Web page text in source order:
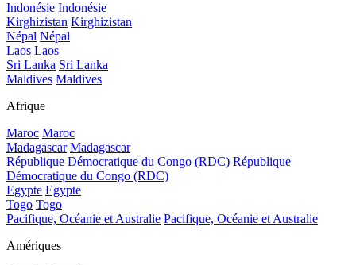
Indonésie Indonésie
Kirghizistan Kirghizistan
Népal Népal
Laos Laos
Sri Lanka Sri Lanka
Maldives Maldives
Afrique
Maroc Maroc
Madagascar Madagascar
République Démocratique du Congo (RDC) République
Démocratique du Congo (RDC)
Egypte Egypte
Togo Togo
Pacifique, Océanie et Australie Pacifique, Océanie et Australie
Amériques